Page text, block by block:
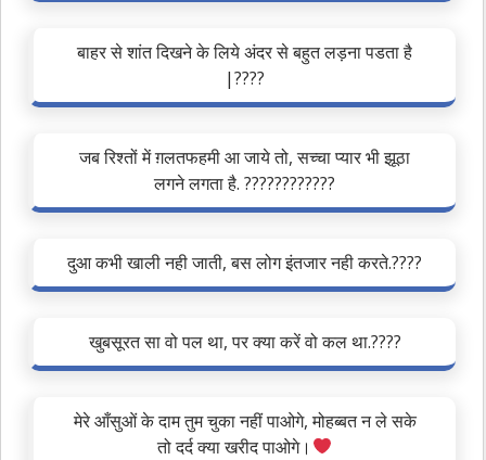
बाहर से शांत दिखने के लिये अंदर से बहुत लड़ना पडता है
|????
जब रिश्तों में ग़लतफहमी आ जाये तो, सच्चा प्यार भी झूठा
लगने लगता है. ????????????
दुआ कभी खाली नही जाती, बस लोग इंतजार नही करते.????
खुबसूरत सा वो पल था, पर क्या करें वो कल था.????
मेरे आँसुओं के दाम तुम चुका नहीं पाओगे, मोहब्बत न ले सके
तो दर्द क्या खरीद पाओगे।